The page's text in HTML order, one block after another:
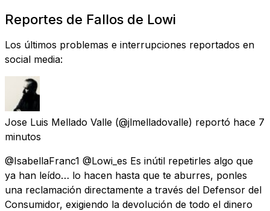
Reportes de Fallos de Lowi
Los últimos problemas e interrupciones reportados en
social media:
Jose Luis Mellado Valle (@jlmelladovalle) reportó hace 7
minutos
@IsabellaFranc1 @Lowi_es Es inútil repetirles algo que
ya han leído… lo hacen hasta que te aburres, ponles
una reclamación directamente a través del Defensor del
Consumidor, exigiendo la devolución de todo el dinero